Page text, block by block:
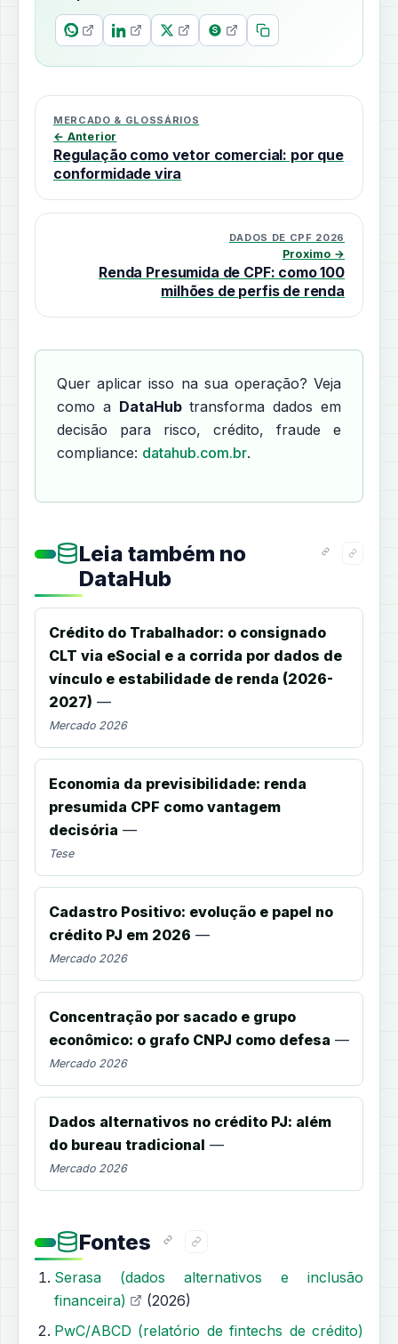
MERCADO & GLOSSÁRIOS
← Anterior
Regulação como vetor comercial: por que
conformidade vira
DADOS DE CPF 2026
Proximo →
Renda Presumida de CPF: como 100
milhões de perfis de renda
Quer aplicar isso na sua operação? Veja
como a DataHubtransforma dados em
decisão para risco, crédito, fraude e
compliance: datahub.com.br.
Leia também no
DataHub
Crédito do Trabalhador: o consignado
CLT via eSocial e a corrida por dados de
vínculo e estabilidade de renda (2026-
2027) —
Mercado 2026
Economia da previsibilidade: renda
presumida CPF como vantagem
decisória —
Tese
Cadastro Positivo: evolução e papel no
crédito PJ em 2026 —
Mercado 2026
Concentração por sacado e grupo
econômico: o grafo CNPJ como defesa —
Mercado 2026
Dados alternativos no crédito PJ: além
do bureau tradicional —
Mercado 2026
Fontes
Serasa (dados alternativos e inclusão
financeira)
(2026)
PwC/ABCD (relatório de fintechs de crédito)